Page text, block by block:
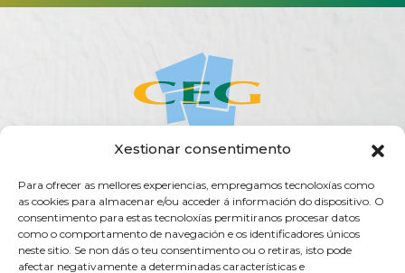
Xestionar consentimento
Para ofrecer as mellores experiencias, empregamos tecnoloxías como
as cookies para almacenar e/ou acceder á información do dispositivo. O
consentimento para estas tecnoloxías permitiranos procesar datos
como o comportamento de navegación e os identificadores únicos
neste sitio. Se non dás o teu consentimento ou o retiras, isto pode
afectar negativamente a determinadas características e
ACERCA DA CEG ACTUALIDADE AXENDA
PUBLICACIÓNS
SERVIZOS
TRANSPARENCIA CONTACTO
Rúa do Vilar, 54 - 15705
Santiago de Compostela (España)